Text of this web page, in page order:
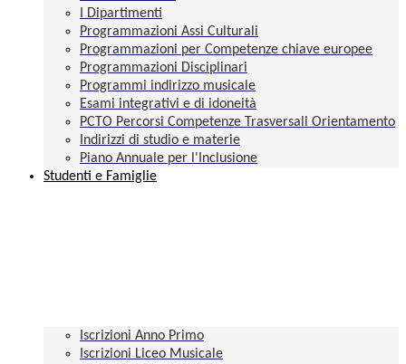
I Dipartimenti
Programmazioni Assi Culturali
Programmazioni per Competenze chiave europee
Programmazioni Disciplinari
Programmi indirizzo musicale
Esami integrativi e di idoneità
PCTO Percorsi Competenze Trasversali Orientamento
Indirizzi di studio e materie
Piano Annuale per l'Inclusione
Studenti e Famiglie
Iscrizioni Anno Primo
Iscrizioni Liceo Musicale